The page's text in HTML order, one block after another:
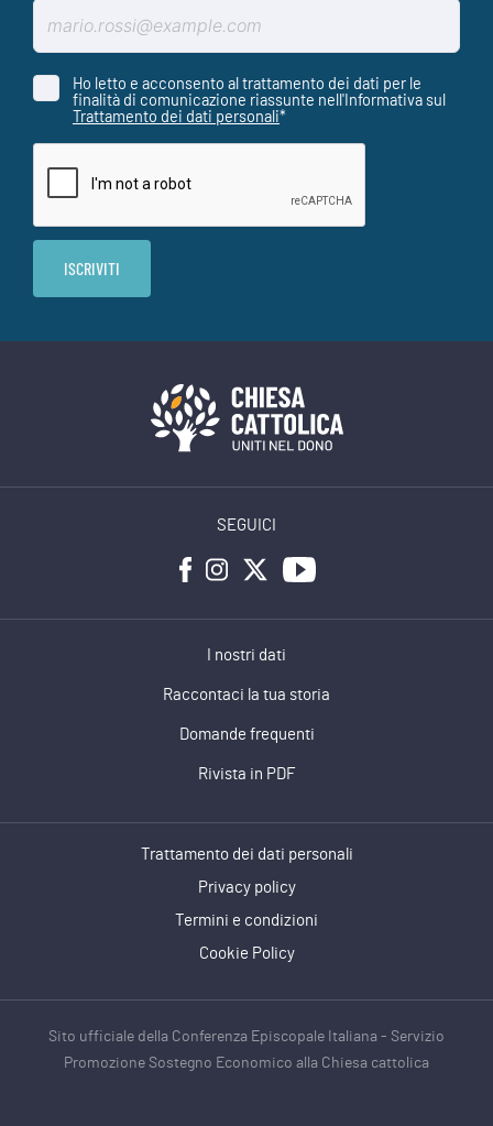
Ho letto e acconsento al trattamento dei dati per le
finalità di comunicazione riassunte nell'Informativa sul
Trattamento dei dati personali*
SEGUICI
I nostri dati
Raccontaci la tua storia
Domande frequenti
Rivista in PDF
Trattamento dei dati personali
Privacy policy
Termini e condizioni
Cookie Policy
Sito ufficiale della Conferenza Episcopale Italiana - Servizio
Promozione Sostegno Economico alla Chiesa cattolica